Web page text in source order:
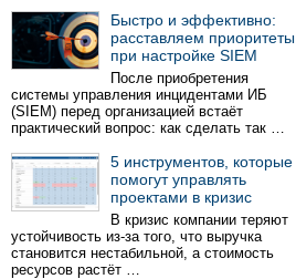
Быстро и эффективно:
расставляем приоритеты
при настройке SIEM
После приобретения
системы управления инцидентами ИБ
(SIEM) перед организацией встаёт
практический вопрос: как сделать так …
5 инструментов, которые
помогут управлять
проектами в кризис
В кризис компании теряют
устойчивость из-за того, что выручка
становится нестабильной, а стоимость
ресурсов растёт …